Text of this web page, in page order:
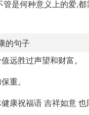
管是何种意义上的爱,
的句子
远胜过声望和财富。
重。
康祝福语 吉祥如意